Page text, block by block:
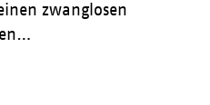
zwanglosen